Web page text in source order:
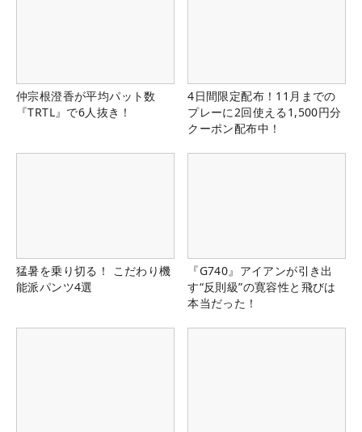
仲宗根澄香が平均パット数
『TRTL』で6人抜き！
4日間限定配布！11月までの
プレーに2回使える1,500円分
クーポン配布中！
猛暑を乗り切る！ こだわり機
能派パンツ4選
『G740』アイアンが引き出
す“反則級”の寛容性と飛びは
本当だった！